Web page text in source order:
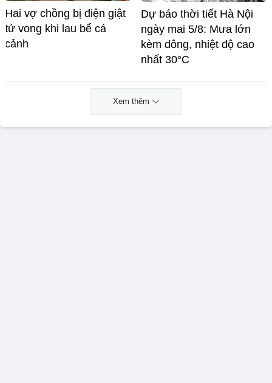
Hai vợ chồng bị điện giật
tử vong khi lau bể cá
cảnh
Dự báo thời tiết Hà Nội
ngày mai 5/8: Mưa lớn
kèm dông, nhiệt độ cao
nhất 30°C
Xem thêm